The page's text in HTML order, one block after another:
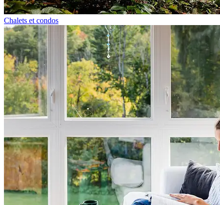
Chalets et condos